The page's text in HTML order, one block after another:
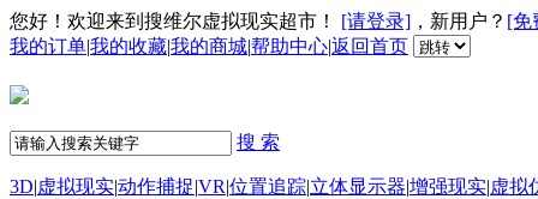
您好！欢迎来到搜维尔虚拟现实超市！ [请登录] ，新用户？ [免
我的订单|我的收藏|我的商城|帮助中心|返回首页
搜 索
3D|虚拟现实|动作捕捉|VR|位置追踪|立体显示器|增强现实|虚拟